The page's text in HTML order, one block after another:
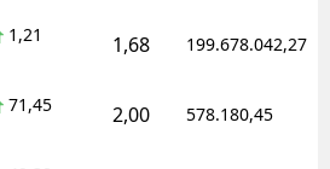
1,21 1,68 199.678.042,27
71,45 2,00 578.180,45